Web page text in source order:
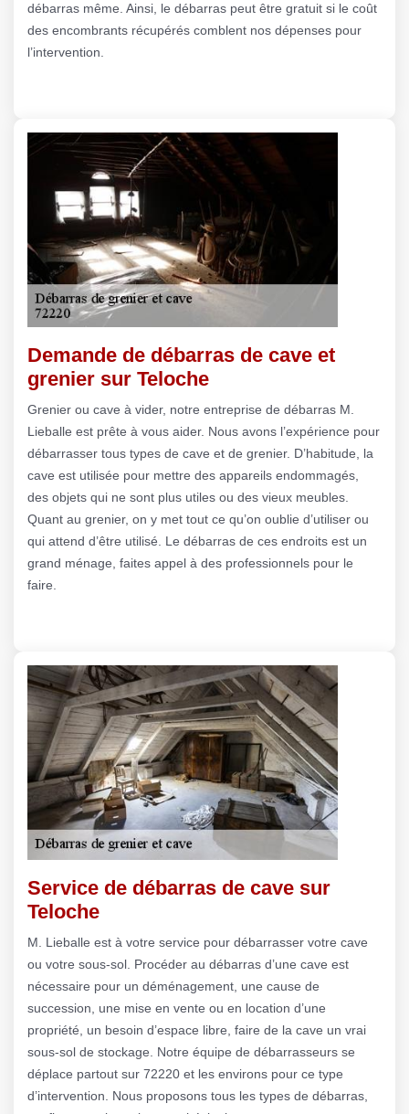
débarras même. Ainsi, le débarras peut être gratuit si le coût
des encombrants récupérés comblent nos dépenses pour
l’intervention.
Demande de débarras de cave et
grenier sur Teloche
Grenier ou cave à vider, notre entreprise de débarras M.
Lieballe est prête à vous aider. Nous avons l’expérience pour
débarrasser tous types de cave et de grenier. D’habitude, la
cave est utilisée pour mettre des appareils endommagés,
des objets qui ne sont plus utiles ou des vieux meubles.
Quant au grenier, on y met tout ce qu’on oublie d’utiliser ou
qui attend d’être utilisé. Le débarras de ces endroits est un
grand ménage, faites appel à des professionnels pour le
faire.
Service de débarras de cave sur
Teloche
M. Lieballe est à votre service pour débarrasser votre cave
ou votre sous-sol. Procéder au débarras d’une cave est
nécessaire pour un déménagement, une cause de
succession, une mise en vente ou en location d’une
propriété, un besoin d’espace libre, faire de la cave un vrai
sous-sol de stockage. Notre équipe de débarrasseurs se
déplace partout sur 72220 et les environs pour ce type
d’intervention. Nous proposons tous les types de débarras,